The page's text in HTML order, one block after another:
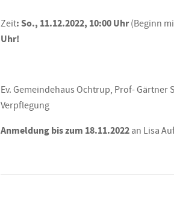
Zeit: So., 11.12.2022, 10:00 Uhr(Beginn
Uhr!
Ev. Gemeindehaus Ochtrup, Prof- Gärtner
Verpflegung
Anmeldung bis zum 18.11.2022 an Lisa